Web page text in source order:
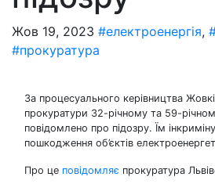
Жов 19, 2023 #електроенергія,
#прокуратура
За процесуального керівництва
прокуратури 32-річному та 59-
повідомлено про підозру. Їм
пошкодження об’єктів
Про це повідомляє прокуратура